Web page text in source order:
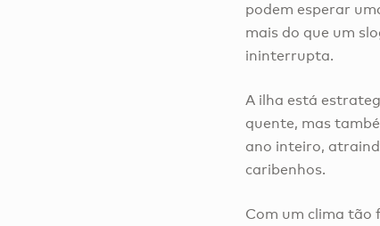
podem esperar
mais do que um
ininterrupta.
A ilha está
quente, mas
ano inteiro,
caribenhos.
Com um clima tão